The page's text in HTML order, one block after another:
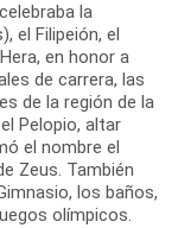
la
el Filipeión, el
en honor a
de carrera, las
de la región de la
Pelopio, altar
el nombre el
Zeus. También
los baños,
olímpicos.